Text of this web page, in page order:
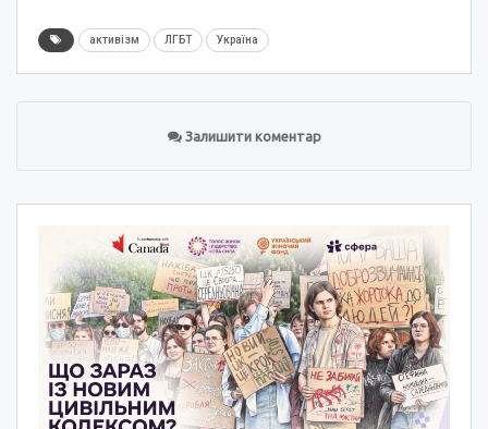
активізм ЛГБТ Україна
Залишити коментар